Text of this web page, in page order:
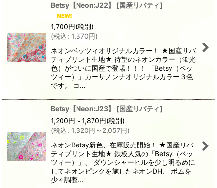
Betsy【Neon:J22】 [国産リバティ]
1,700円(税別)
(税込: 1,870円)
ネオンベッツィオリジナルカラー！ ★国産リバ
ティプリント生地★ 待望のネオンカラー（蛍光
色）がついに国産で登場！！！ 「Betsy（ベッ
ツィー）」カーサノンナオリジナルカラー３色
です。 コ…
Betsy【Neon:J23】 [国産リバティ]
1,200円 ～1,870円(税別)
(税込: 1,320円 ～2,057円)
ネオンBetsy新色、在庫販売開始！ ★国産リバ
ティプリント生地★ 鉄板人気の「Betsy（ベッ
ツィー）」、 ダウンシャーヒルを少し明るめに
してネオンピンクを施したネオンDH、 ポムを
少々調整…